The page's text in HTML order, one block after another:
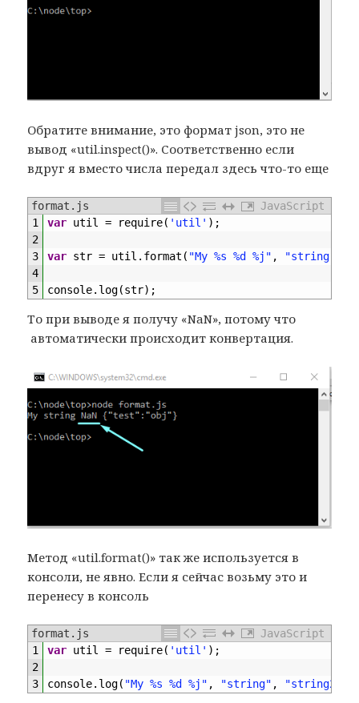
Обратите внимание, это формат json, это не
вывод «util.inspect()». Соответственно если
вдруг я вместо числа передал здесь что-то еще
format.js
JavaScript
1
2
3
4
5
var util = require( 'util' ) ;
var str = util . format ( "My %s %d %j" , "string"
console. log(str) ;
То при выводе я получу «NaN», потому что
автоматически происходит конвертация.
Метод «util.format()» так же используется в
консоли, не явно. Если я сейчас возьму это и
перенесу в консоль
format.js
JavaScript
1
2
3
var util = require( 'util' ) ;
console. log( "My %s %d %j" , "string" , "string2"